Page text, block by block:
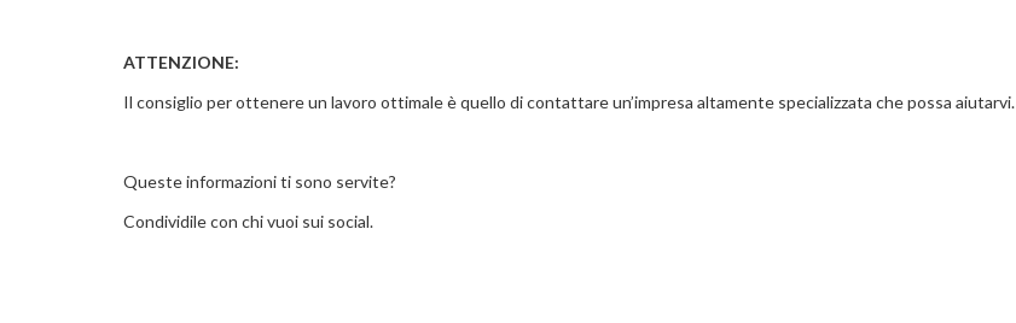
ATTENZIONE:
Il consiglio per ottenere un lavoro ottimale è quello di contattare un’impresa altamente specializzata che possa aiutarvi.
Queste informazioni ti sono servite?
Condividile con chi vuoi sui social.